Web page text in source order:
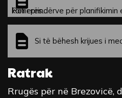
Roli i prindërve për planifikimin e karrierës...
Si të bëhesh krijues i
Ratrak
Rrugës për në Brezovicë,